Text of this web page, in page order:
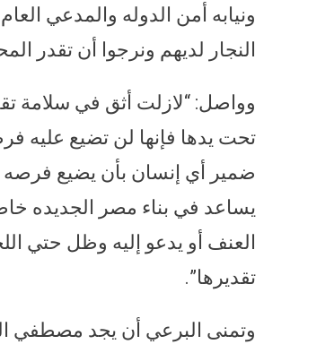
ونيابه أمن الدوله والمدعي
النجار لديهم ونرجوا أن تقدر
وواصل: “لازلت أثق في سلامة
تحت يدها فإنها لن تضيع عليه
ضمير أي إنسان بأن يضيع فرصه
يساعد في بناء مصر الجديده
العنف أو يدعو إليه وظل حتي
تقديرها”.
وتمنى البرعي أن يجد مصطفي